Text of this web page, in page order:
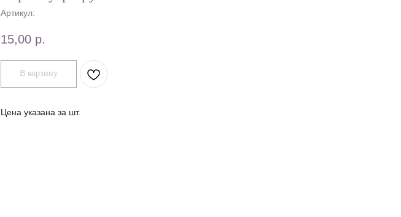
Артикул:
15,00 р.
В корзину
Цена указана за шт.